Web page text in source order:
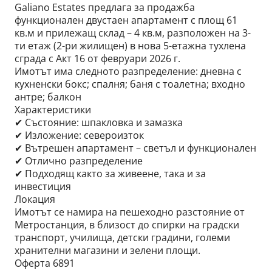
Galiano Estates предлага за продажба
функционален двустаен апартамент с площ 61
кв.м и прилежащ склад – 4 кв.м, разположен на 3-
ти етаж (2-ри жилищен) в нова 5-етажна тухлена
сграда с Акт 16 от февруари 2026 г.
Имотът има следното разпределение: дневна с
кухненски бокс; спалня; баня с тоалетна; входно
антре; балкон
Характеристики
✔ Състояние: шпакловка и замазка
✔ Изложение: североизток
✔ Вътрешен апартамент – светъл и функционален
✔ Отлично разпределение
✔ Подходящ както за живеене, така и за
инвестиция
Локация
Имотът се намира на пешеходно разстояние от
Метростанция, в близост до спирки на градски
транспорт, училища, детски градини, големи
хранителни магазини и зелени площи.
Оферта 6891